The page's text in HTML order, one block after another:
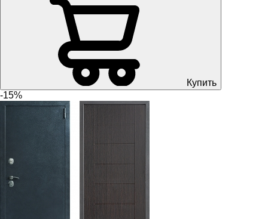
Купить
-15%